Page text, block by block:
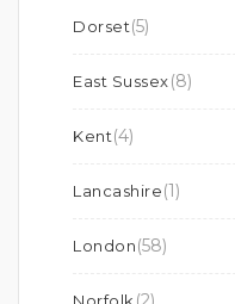
Dorset(5)
East Sussex(8)
Kent(4)
Lancashire(1)
London(58)